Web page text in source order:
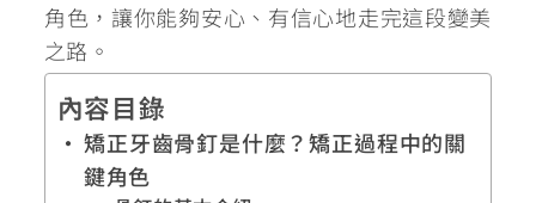
角色，讓你能夠安心、有信心地走完這段變美
之路。
內容目錄
矯正牙齒骨釘是什麼？矯正過程中的關
鍵角色